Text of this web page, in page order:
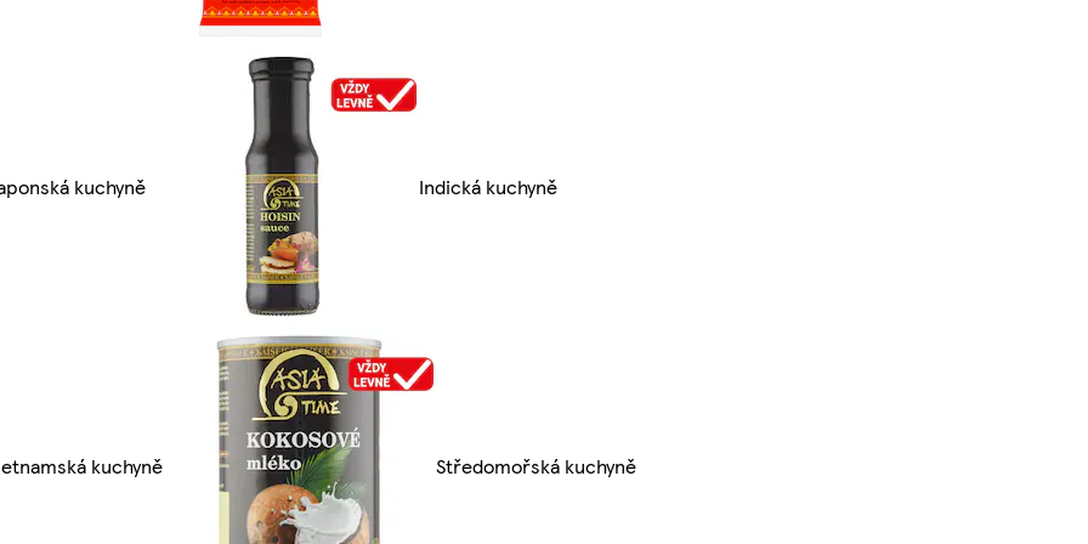
kuchyně Indická kuchyně
kuchyně Středomořská kuchyně